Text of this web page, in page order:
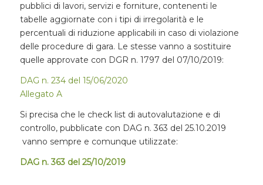
pubblici di lavori, servizi e forniture, contenenti le
tabelle aggiornate con i tipi di irregolarità e le
percentuali di riduzione applicabili in caso di violazione
delle procedure di gara. Le stesse vanno a sostituire
quelle approvate con DGR n. 1797 del 07/10/2019:
DAG n. 234 del 15/06/2020
Allegato A
Si precisa che le check list di autovalutazione e di
controllo, pubblicate con DAG n. 363 del 25.10.2019
vanno sempre e comunque utilizzate:
DAG n. 363 del 25/10/2019